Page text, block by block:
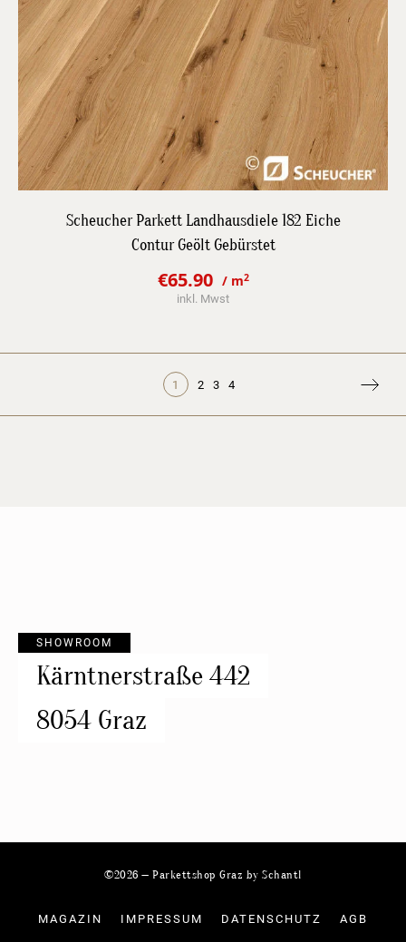
DETAILS
Scheucher Parkett Landhausdiele 182 Eiche
Contur Geölt Gebürstet
Original
was:
€89.90.
€65.90
Current
is:
€65.90.
/ m2
inkl. Mwst
1 2 3 4
SHOWROOM
Kärntnerstraße 442
8054 Graz
©2026 — Parkettshop Graz by Schantl
MAGAZIN IMPRESSUM DATENSCHUTZ AGB